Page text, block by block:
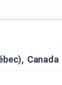
Canada